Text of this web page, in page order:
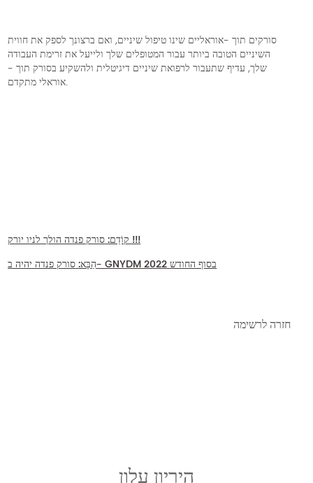
סורקים תוך -אוראליים שינו טיפול שיניים, ואם ברצונך לספק את חווית
השיניים הטובה ביותר עבור המטופלים שלך ולייעל את זרימת העבודה
שלך, עדיף שתעבור לרפואת שיניים דיגיטלית ולהשקיע בסורק תוך -
קוֹדֵם: סורק פנדה הולך לניו יורק !!!
הַבָּא: סורק פנדה יהיה ב- GNYDM 2022 בסוף החודש
חזרה לרשימה
היריון עלון